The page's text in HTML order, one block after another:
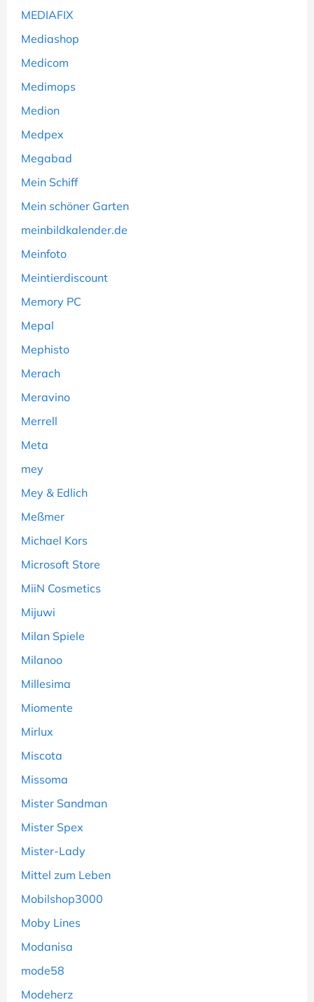
MEDIAFIX
Mediashop
Medicom
Medimops
Medion
Medpex
Megabad
Mein Schiff
Mein schöner Garten
meinbildkalender.de
Meinfoto
Meintierdiscount
Memory PC
Mepal
Mephisto
Merach
Meravino
Merrell
Meta
mey
Mey & Edlich
Meßmer
Michael Kors
Microsoft Store
MiiN Cosmetics
Mijuwi
Milan Spiele
Milanoo
Millesima
Miomente
Mirlux
Miscota
Missoma
Mister Sandman
Mister Spex
Mister-Lady
Mittel zum Leben
Mobilshop3000
Moby Lines
Modanisa
mode58
Modeherz